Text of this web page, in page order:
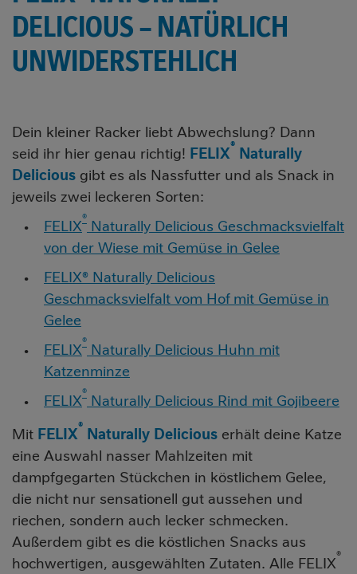
DELICIOUS – NATÜRLICH
UNWIDERSTEHLICH
Dein kleiner Racker liebt Abwechslung? Dann
seid ihr hier genau richtig! FELIX® Naturally
Delicious gibt es als Nassfutter und als Snack in
jeweils zwei leckeren Sorten:
FELIX® Naturally Delicious Geschmacksvielfalt
von der Wiese mit Gemüse in Gelee
FELIX® Naturally Delicious
Geschmacksvielfalt vom Hof mit Gemüse in
Gelee
FELIX® Naturally Delicious Huhn mit
Katzenminze
FELIX® Naturally Delicious Rind mit Gojibeere
Mit FELIX® Naturally Delicious erhält deine Katze
eine Auswahl nasser Mahlzeiten mit
dampfgegarten Stückchen in köstlichem Gelee,
die nicht nur sensationell gut aussehen und
riechen, sondern auch lecker schmecken.
Außerdem gibt es die köstlichen Snacks aus
hochwertigen, ausgewählten Zutaten. Alle FELIX®